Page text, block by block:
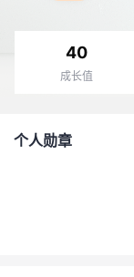
40
成长值
个人勋章